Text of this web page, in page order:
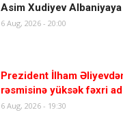
Asim Xudiyev
6 Aug, 2026 - 20:00
Prezident İlham
rəsmisinə yüksək fəxri ad
6 Aug, 2026 - 19:30